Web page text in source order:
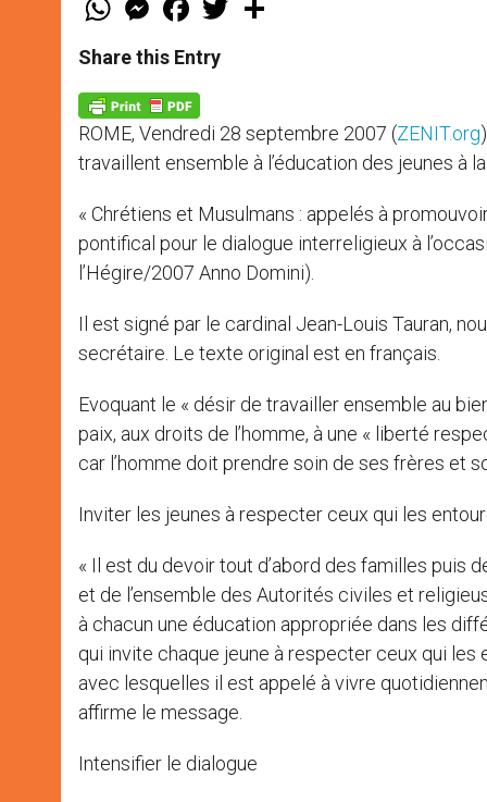
t
s
p
p
e
s
e
g
e
r
a
e
b
k
w
Share this Entry
ROME, Vendredi 28 septembre 2007 (ZENIT.org
travaillent ensemble à l’éducation des jeunes à la
« Chrétiens et Musulmans : appelés à
pontifical pour le dialogue interreligieux à
l’Hégire/2007 Anno Domini).
Il est signé par le cardinal Jean-Louis Tauran,
secrétaire. Le texte original est en français.
Evoquant le « désir de travailler ensemble au
paix, aux droits de l’homme, à une « liberté
car l’homme doit prendre soin de ses frères et
Inviter les jeunes à respecter ceux qui les
« Il est du devoir tout d’abord des familles puis
et de l’ensemble des Autorités civiles et
à chacun une éducation appropriée dans les
qui invite chaque jeune à respecter ceux qui
avec lesquelles il est appelé à vivre
affirme le message.
Intensifier le dialogue